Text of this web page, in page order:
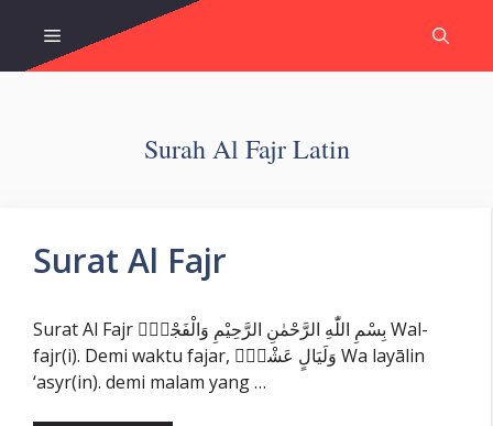
content
Menu
Surah Al Fajr Latin
Surat Al Fajr
Surat Al Fajr بِسْمِ اللّٰهِ الرَّحْمٰنِ الرَّحِيْمِ وَالْفَجْرِۙ Wal-
fajr(i). Demi waktu fajar, وَلَيَالٍ عَشْرٍۙ Wa layālin
‘asyr(in). demi malam yang …